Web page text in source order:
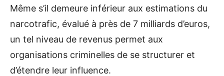
Même s’il demeure inférieur aux estimations du
narcotrafic, évalué à près de 7 milliards d’euros,
un tel niveau de revenus permet aux
organisations criminelles de se structurer et
d’étendre leur influence.